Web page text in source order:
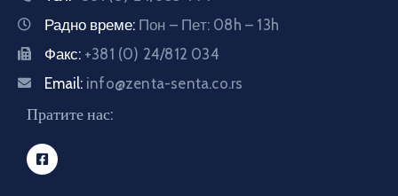
E-
управа
Радно време: Пон – Пет: 08h – 13h
Факс: +381 (0) 24/812 034
Email: info@zenta-senta.co.rs
Пратите нас: